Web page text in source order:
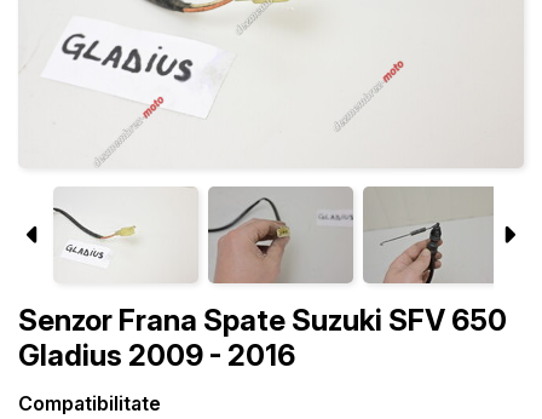
Senzor Frana Spate Suzuki SFV 650
Gladius 2009 - 2016
Compatibilitate